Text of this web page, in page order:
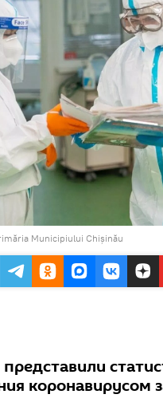
Municipiului Chișinău
коронавирусом